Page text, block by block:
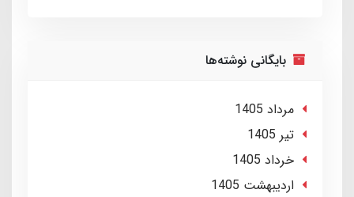
بایگانی نوشته‌ها
مرداد 1405
تير 1405
خرداد 1405
ارديبهشت 1405